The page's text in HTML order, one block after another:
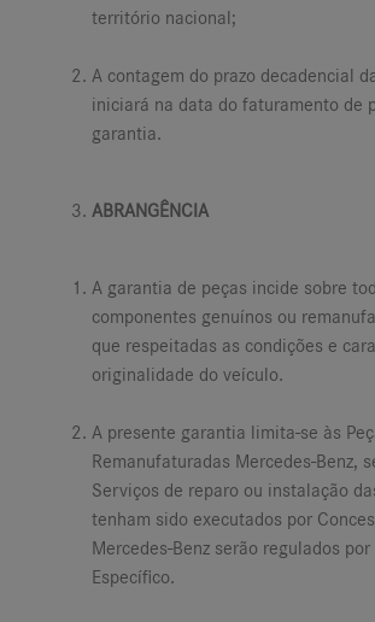
território nacional;
A contagem do prazo decadencial
iniciará na data do faturamento de
garantia.
ABRANGÊNCIA
A garantia de peças incide sobre
componentes genuínos ou
que respeitadas as condições e
originalidade do veículo.
A presente garantia limita-se às
Remanufaturadas Mercedes-Benz,
Serviços de reparo ou instalação
tenham sido executados por
Mercedes-Benz serão regulados por
Específico.